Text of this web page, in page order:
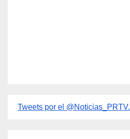
Tweets por el @Noticias_PRTV.